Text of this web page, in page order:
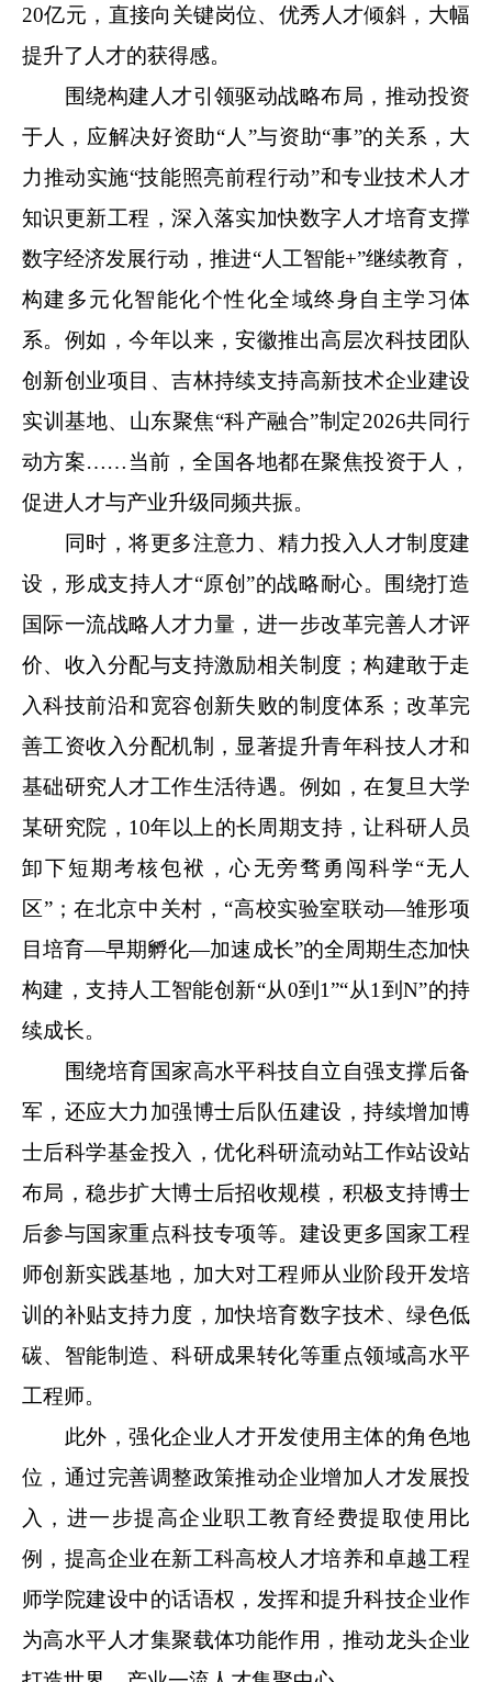
20亿元，直接向关键岗位、优秀人才倾斜，大幅
提升了人才的获得感。
围绕构建人才引领驱动战略布局，推动投资
于人，应解决好资助“人”与资助“事”的关系，大
力推动实施“技能照亮前程行动”和专业技术人才
知识更新工程，深入落实加快数字人才培育支撑
数字经济发展行动，推进“人工智能+”继续教育，
构建多元化智能化个性化全域终身自主学习体
系。例如，今年以来，安徽推出高层次科技团队
创新创业项目、吉林持续支持高新技术企业建设
实训基地、山东聚焦“科产融合”制定2026共同行
动方案……当前，全国各地都在聚焦投资于人，
促进人才与产业升级同频共振。
同时，将更多注意力、精力投入人才制度建
设，形成支持人才“原创”的战略耐心。围绕打造
国际一流战略人才力量，进一步改革完善人才评
价、收入分配与支持激励相关制度；构建敢于走
入科技前沿和宽容创新失败的制度体系；改革完
善工资收入分配机制，显著提升青年科技人才和
基础研究人才工作生活待遇。例如，在复旦大学
某研究院，10年以上的长周期支持，让科研人员
卸下短期考核包袱，心无旁骛勇闯科学“无人
区”；在北京中关村，“高校实验室联动—雏形项
目培育—早期孵化—加速成长”的全周期生态加快
构建，支持人工智能创新“从0到1”“从1到N”的持
续成长。
围绕培育国家高水平科技自立自强支撑后备
军，还应大力加强博士后队伍建设，持续增加博
士后科学基金投入，优化科研流动站工作站设站
布局，稳步扩大博士后招收规模，积极支持博士
后参与国家重点科技专项等。建设更多国家工程
师创新实践基地，加大对工程师从业阶段开发培
训的补贴支持力度，加快培育数字技术、绿色低
碳、智能制造、科研成果转化等重点领域高水平
工程师。
此外，强化企业人才开发使用主体的角色地
位，通过完善调整政策推动企业增加人才发展投
入，进一步提高企业职工教育经费提取使用比
例，提高企业在新工科高校人才培养和卓越工程
师学院建设中的话语权，发挥和提升科技企业作
为高水平人才集聚载体功能作用，推动龙头企业